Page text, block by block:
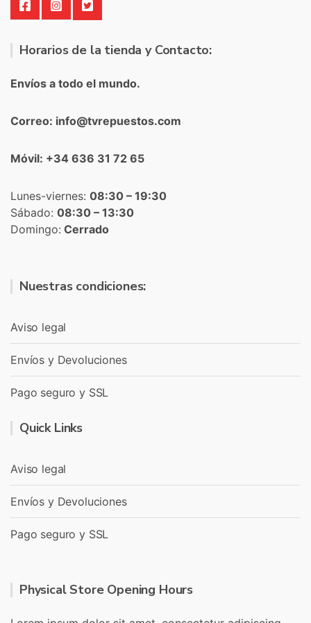
Horarios de la tienda y Contacto:
Envíos a todo el mundo.
Correo: info@tvrepuestos.com
Móvil: +34 636 31 72 65
Lunes-viernes: 08:30 – 19:30
Sábado: 08:30 – 13:30
Domingo: Cerrado
Nuestras condiciones:
Aviso legal
Envíos y Devoluciones
Pago seguro y SSL
Quick Links
Aviso legal
Envíos y Devoluciones
Pago seguro y SSL
Physical Store Opening Hours